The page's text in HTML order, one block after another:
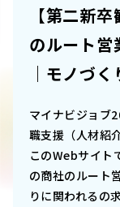
【第二新
のルート
｜モノづ
マイナビジョブ
職支援（人材紹
このWebサイト
の商社のルート
りに関われる の